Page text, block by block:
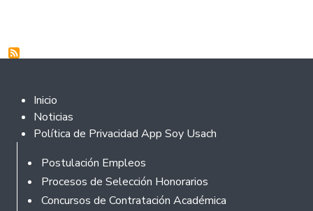
Footer 2
Inicio
Noticias
Política de Privacidad App Soy Usach
Rodapé
Postulación Empleos
Procesos de Selección Honorarios
Concursos de Contratación Académica